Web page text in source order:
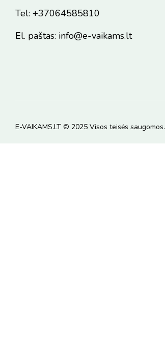
Tel: +37064585810
El. paštas: info@e-vaikams.lt
E-VAIKAMS.LT © 2025 Visos teisės saugomos.